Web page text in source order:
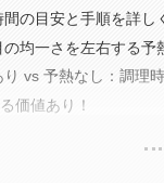
の目安と手順を詳し
均一さを左右する予
vs 予熱なし：調理
価値あり！